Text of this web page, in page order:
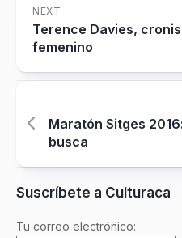
NEXT
Terence Davies,
femenino
Maratón Sitges
busca
Suscríbete a Culturaca
Tu correo electrónico: